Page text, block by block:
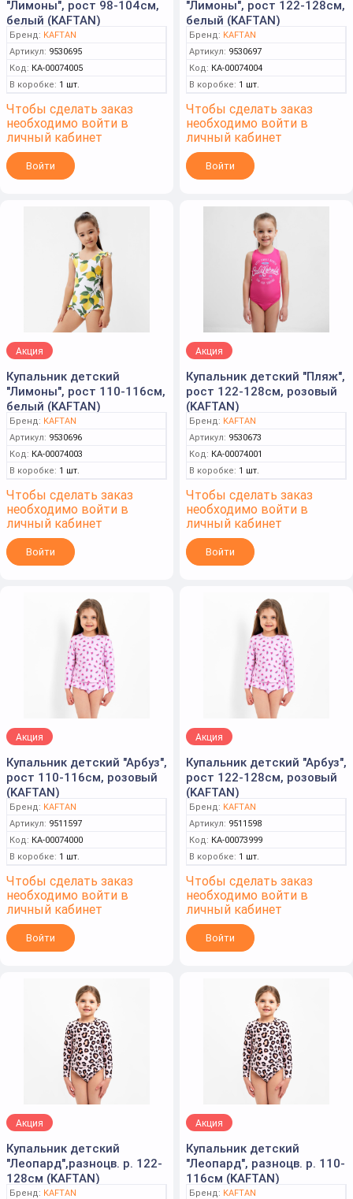
"Лимоны", рост 98-104см,
белый (KAFTAN)
Бренд: KAFTAN
Артикул: 9530695
Код: КА-00074005
В коробке: 1 шт.
Чтобы сделать заказ
необходимо войти в
личный кабинет
Войти
"Лимоны", рост 122-128см,
белый (KAFTAN)
Бренд: KAFTAN
Артикул: 9530697
Код: КА-00074004
В коробке: 1 шт.
Чтобы сделать заказ
необходимо войти в
личный кабинет
Войти
Акция
Купальник детский
"Лимоны", рост 110-116см,
белый (KAFTAN)
Бренд: KAFTAN
Артикул: 9530696
Код: КА-00074003
В коробке: 1 шт.
Чтобы сделать заказ
необходимо войти в
личный кабинет
Войти
Акция
Купальник детский "Пляж",
рост 122-128см, розовый
(KAFTAN)
Бренд: KAFTAN
Артикул: 9530673
Код: КА-00074001
В коробке: 1 шт.
Чтобы сделать заказ
необходимо войти в
личный кабинет
Войти
Акция
Купальник детский "Арбуз",
рост 110-116см, розовый
(KAFTAN)
Бренд: KAFTAN
Артикул: 9511597
Код: КА-00074000
В коробке: 1 шт.
Чтобы сделать заказ
необходимо войти в
личный кабинет
Войти
Акция
Купальник детский "Арбуз",
рост 122-128см, розовый
(KAFTAN)
Бренд: KAFTAN
Артикул: 9511598
Код: КА-00073999
В коробке: 1 шт.
Чтобы сделать заказ
необходимо войти в
личный кабинет
Войти
Акция
Купальник детский
"Леопард",разноцв. р. 122-
128см (KAFTAN)
Бренд: KAFTAN
Акция
Купальник детский
"Леопард", разноцв. р. 110-
116см (KAFTAN)
Бренд: KAFTAN